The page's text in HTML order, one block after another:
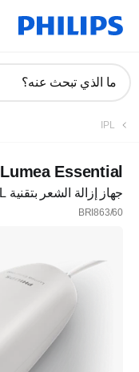
دعم
ما الذي تبحث عنه؟
IPL
Lumea Essential
جهاز إزالة الشعر بتقنية IPL
BRI863/60